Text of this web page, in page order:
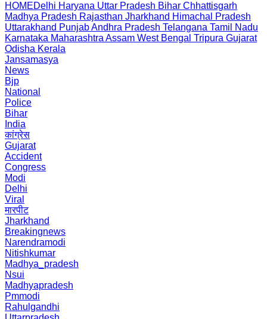
HOMEDelhi Haryana Uttar Pradesh Bihar Chhattisgarh
Madhya Pradesh Rajasthan Jharkhand Himachal Pradesh
Uttarakhand PunjabAndhra Pradesh Telangana Tamil Nadu
Karnataka Maharashtra Assam West Bengal Tripura Gujarat
Odisha Kerala
Jansamasya
News
Bjp
National
Police
Bihar
India
कांग्रेस
Gujarat
Accident
Congress
Modi
Delhi
Viral
मारपीट
Jharkhand
Breakingnews
Narendramodi
Nitishkumar
Madhya_pradesh
Nsui
Madhyapradesh
Pmmodi
Rahulgandhi